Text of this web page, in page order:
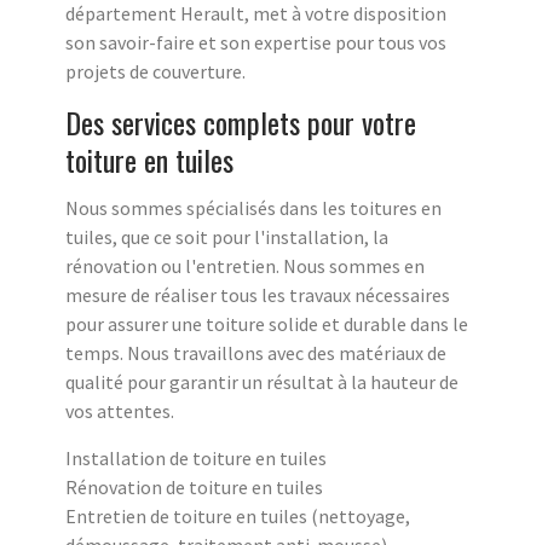
département Herault, met à votre disposition
son savoir-faire et son expertise pour tous vos
projets de couverture.
Des services complets pour votre
toiture en tuiles
Nous sommes spécialisés dans les toitures en
tuiles, que ce soit pour l'installation, la
rénovation ou l'entretien. Nous sommes en
mesure de réaliser tous les travaux nécessaires
pour assurer une toiture solide et durable dans le
temps. Nous travaillons avec des matériaux de
qualité pour garantir un résultat à la hauteur de
vos attentes.
Installation de toiture en tuiles
Rénovation de toiture en tuiles
Entretien de toiture en tuiles (nettoyage,